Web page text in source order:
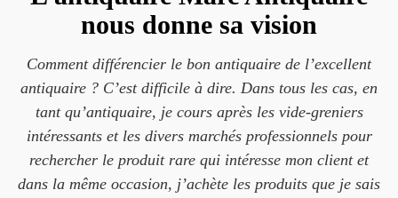
nous donne sa vision
Comment différencier le bon antiquaire de l’excellent
antiquaire ? C’est difficile à dire. Dans tous les cas, en
tant qu’antiquaire, je cours après les vide-greniers
intéressants et les divers marchés professionnels pour
rechercher le produit rare qui intéresse mon client et
dans la même occasion, j’achète les produits que je sais